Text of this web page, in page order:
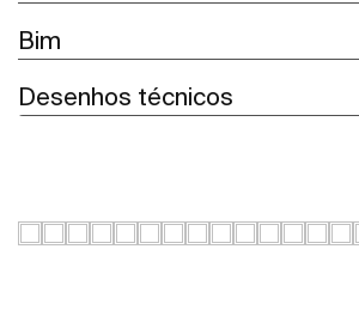
Bim
Desenhos técnicos